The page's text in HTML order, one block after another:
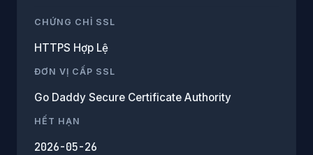
CHỨNG CHỈ SSL
HTTPS Hợp Lệ
ĐƠN VỊ CẤP SSL
Go Daddy Secure Certificate Authority
HẾT HẠN
2026-05-26